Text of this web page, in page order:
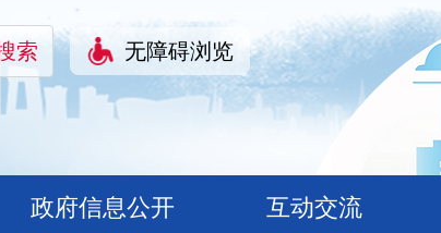
无障碍浏览
政府信息公开 互动交流